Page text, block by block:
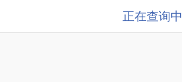
正在查询中